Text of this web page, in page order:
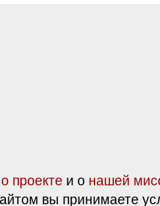
о проекте и о нашей
вы принимаете